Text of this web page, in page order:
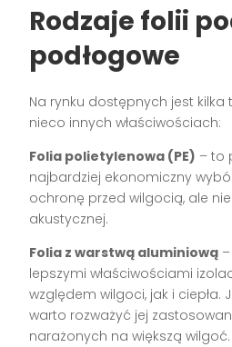
Rodzaje folii
podłogowe
Na rynku dostępnych jest kilka
nieco innych właściwościach:
Folia polietylenowa (PE) – to
najbardziej ekonomiczny
ochronę przed wilgocią, ale
akustycznej.
Folia z warstwą aluminiową
lepszymi właściwościami
względem wilgoci, jak i ciepła.
warto rozważyć jej
narażonych na większą wilgoć.